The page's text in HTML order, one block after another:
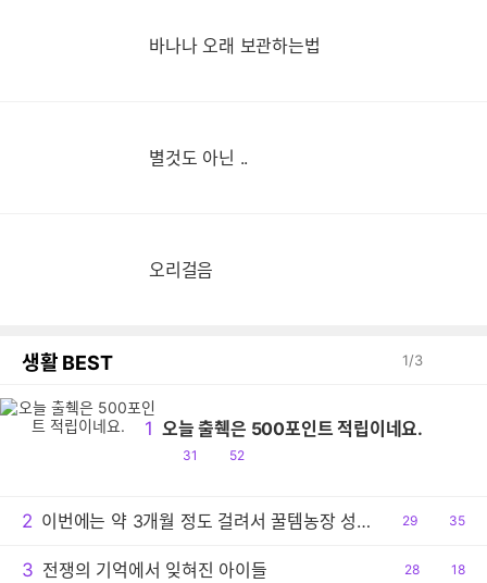
바나나 오래 보관하는법
별것도 아닌 ..
오리걸음
생활 BEST 1/3
1 오늘 출췍은 500포인트 적립이네요.
공
31
댓
52
2 이번에는 약 3개월 정도 걸려서 꿀템농장 성공했네요.
공
29
댓
35
3 전쟁의 기억에서 잊혀진 아이들
공
28
댓
18